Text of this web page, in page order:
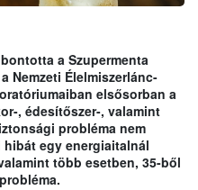
a Szupermenta
Nemzeti Élelmiszerlánc-
elsősorban a
, édesítőszer-, valamint
probléma nem
egy energiaitalnál
több esetben, 35-ből